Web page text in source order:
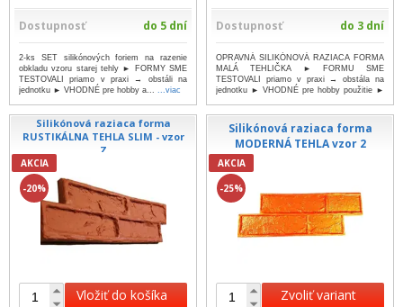
Dostupnosť do 5 dní
2-ks SET silikónových foriem na razenie
obkladu vzoru starej tehly ► FORMY SME
TESTOVALI priamo v praxi → obstáli na
jednotku ► VHODNÉ pre hobby a... ...viac
Dostupnosť do 3 dní
OPRAVNÁ SILIKÓNOVÁ RAZIACA FORMA
MALÁ TEHLIČKA ► FORMU SME
TESTOVALI priamo v praxi → obstála na
jednotku ► VHODNÉ pre hobby použitie ►
Silikónová raziaca forma
RUSTIKÁLNA TEHLA SLIM - vzor
Z
AKCIA
-20%
Vložiť do košíka
Silikónová raziaca forma
MODERNÁ TEHLA vzor 2
AKCIA
-25%
Zvoliť variant